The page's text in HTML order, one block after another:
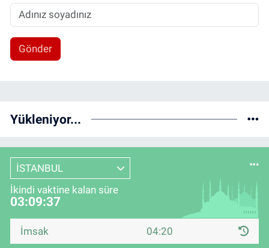
Gönder
Yükleniyor...
İSTANBUL
İkindi vaktine kalan süre
03:09:37
İmsak 04:20